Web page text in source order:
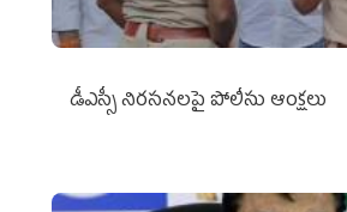
డీఎస్సీ నిరసనలపై పోలీసు ఆంక్షలు